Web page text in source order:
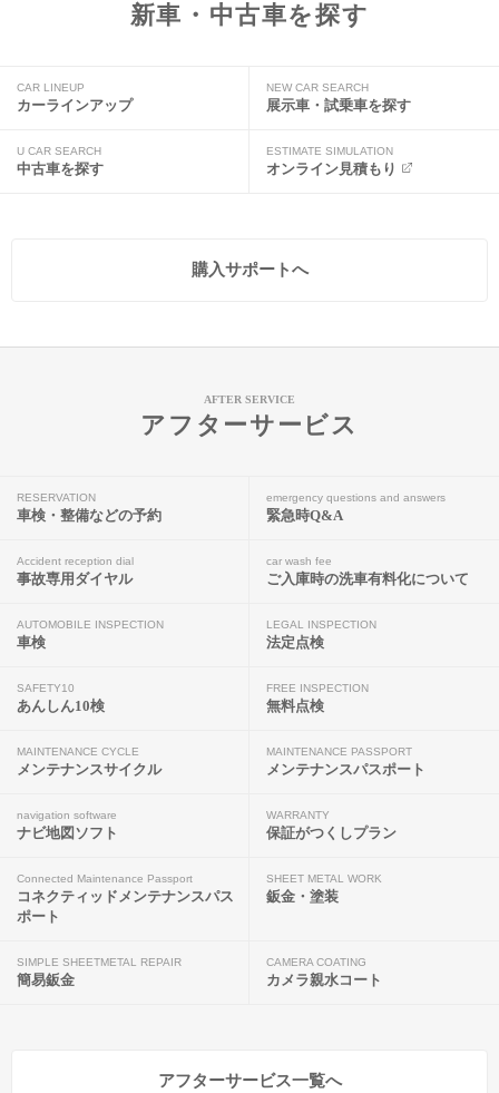
新車・中古車を探す
CAR LINEUP
カーラインアップ
NEW CAR SEARCH
展示車・試乗車を探す
U CAR SEARCH
中古車を探す
ESTIMATE SIMULATION
オンライン見積もり
購入サポートへ
AFTER SERVICE
アフターサービス
RESERVATION
車検・整備などの予約
emergency questions and answers
緊急時Q&A
Accident reception dial
事故専用ダイヤル
car wash fee
ご入庫時の洗車有料化について
AUTOMOBILE INSPECTION
車検
LEGAL INSPECTION
法定点検
SAFETY10
あんしん10検
FREE INSPECTION
無料点検
MAINTENANCE CYCLE
メンテナンスサイクル
MAINTENANCE PASSPORT
メンテナンスパスポート
navigation software
ナビ地図ソフト
WARRANTY
保証がつくしプラン
Connected Maintenance Passport
コネクティッドメンテナンスパス
ポート
SHEET METAL WORK
鈑金・塗装
SIMPLE SHEETMETAL REPAIR
簡易鈑金
CAMERA COATING
カメラ親水コート
アフターサービス一覧へ